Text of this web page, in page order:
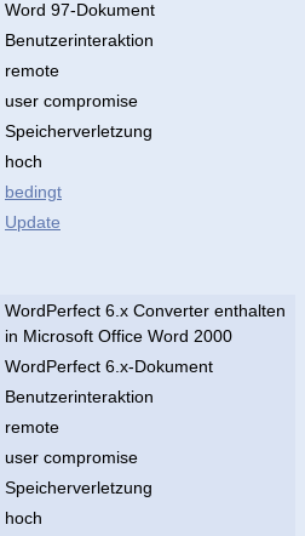
Word 97-Dokument
Benutzerinteraktion
remote
user compromise
Speicherverletzung
hoch
bedingt
Update
WordPerfect 6.x Converter enthalten
in Microsoft Office Word 2000
WordPerfect 6.x-Dokument
Benutzerinteraktion
remote
user compromise
Speicherverletzung
hoch